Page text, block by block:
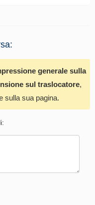
generale sulla
sul traslocatore,
sulla sua pagina.